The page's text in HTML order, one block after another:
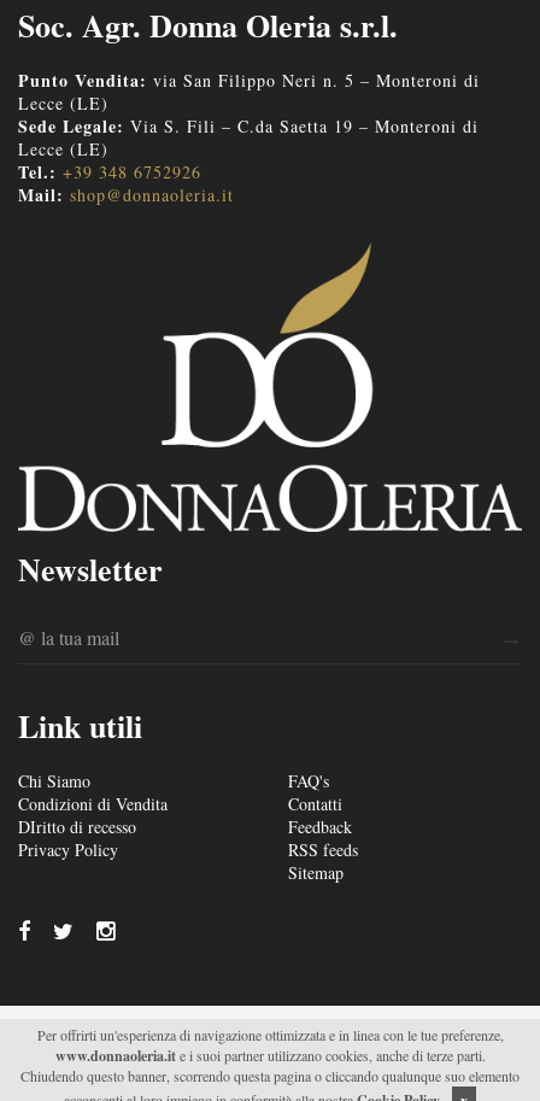
Soc. Agr. Donna Oleria s.r.l.
Punto Vendita: via San Filippo Neri n. 5 – Monteroni di
Lecce (LE)
Sede Legale: Via S. Fili – C.da Saetta 19 – Monteroni di
Lecce (LE)
Tel.: +39 348 6752926
Mail: shop@donnaoleria.it
Newsletter
Link utili
Chi Siamo
Condizioni di Vendita
DIritto di recesso
Privacy Policy
FAQ's
Contatti
Feedback
RSS feeds
Sitemap
© 2026/2027 Soc. Agr. Donna Oleria s.r.l. - Via S. Fili –
C.da Saetta 19 – Monteroni di Lecce (LE) - P.IVA
04511470751 | Supported by Moviweb
Per offrirti un'esperienza di navigazione ottimizzata e in linea con le tue preferenze,
www.donnaoleria.ite i suoi partner utilizzano cookies, anche di terze parti.
Chiudendo questo banner, scorrendo questa pagina o cliccando qualunque suo elemento